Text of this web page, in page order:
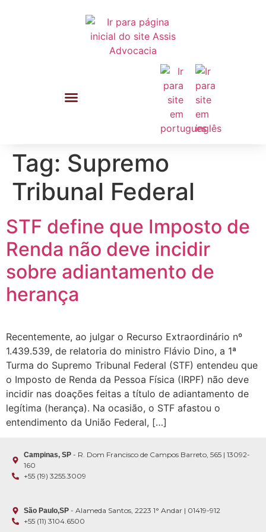
Tag: Supremo
Tribunal Federal
STF define que Imposto de
Renda não deve incidir
sobre adiantamento de
herança
Recentemente, ao julgar o Recurso Extraordinário nº
1.439.539, de relatoria do ministro Flávio Dino, a 1ª
Turma do Supremo Tribunal Federal (STF) entendeu que
o Imposto de Renda da Pessoa Física (IRPF) não deve
incidir nas doações feitas a título de adiantamento de
legítima (herança). Na ocasião, o STF afastou o
entendimento da União Federal, […]
Campinas, SP - R. Dom Francisco de Campos Barreto, 565 | 13092-
160
+55 (19) 3255.3009
São Paulo,SP - Alameda Santos, 2223 1° Andar | 01419-912
+55 (11) 3104.6500